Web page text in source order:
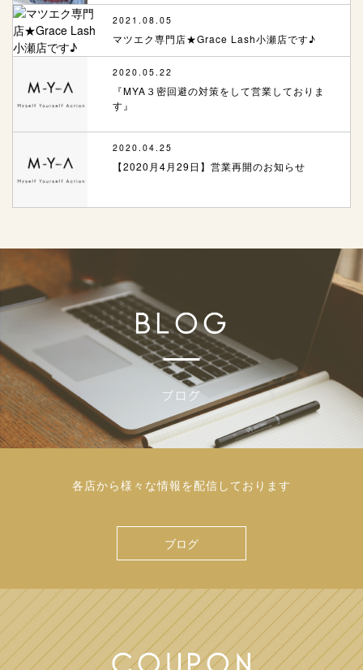
2021.08.05
マツエク専門店★Grace Lash小瀬店です♪
2020.05.22
『MYA３密回避の対策をして営業しておりま
す』
2020.04.25
【2020月4月29日】営業再開のお知らせ
各店から様々な情報を配信しております
ブログ